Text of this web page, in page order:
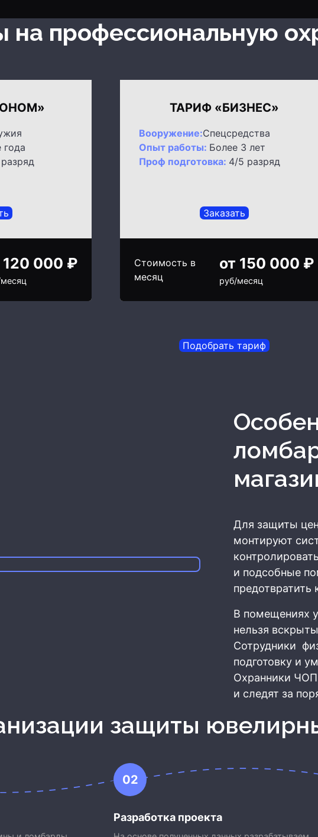
на профессиональную
года
120 000 ₽
ТАРИФ «БИЗНЕС»
Вооружение:Спецсредства
Опыт работы: Более 3 лет
Проф подготовка: 4/5 разряд
Заказать
Стоимость в
месяц
от 150 000 ₽
руб/месяц
Подобрать тариф
Особенности охраны
Для защиты
монтируют
и подсобные
предотвратить
В помещениях
нельзя
Сотрудники
подготовку и
Охранники ЧОП
и следят за
защиты
02
Разработка проекта